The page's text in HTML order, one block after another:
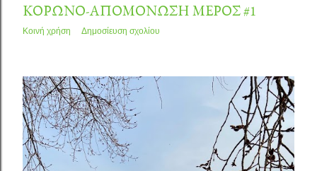
ΚΟΡΩΝΟ-ΑΠΟΜΌΝΩΣΗ ΜΈΡΟΣ #1
Κοινή χρήση Δημοσίευση σχολίου